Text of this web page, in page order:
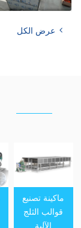
عرض الكل
ماكينة تصنيع
قوالب الثلج
الآلية